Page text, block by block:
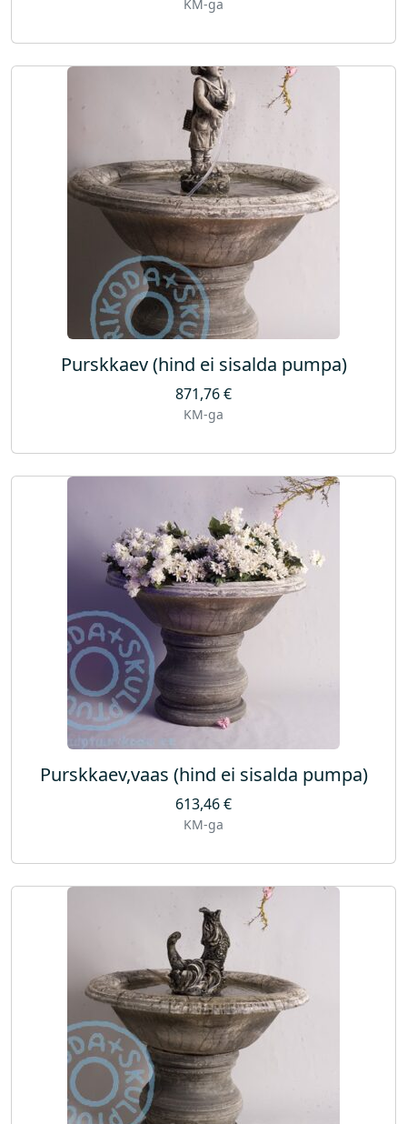
KM-ga
Purskkaev (hind ei sisalda pumpa)
871,76€
KM-ga
Purskkaev,vaas (hind ei sisalda pumpa)
613,46€
KM-ga